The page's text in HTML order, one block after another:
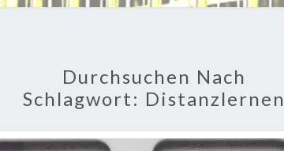
Durchsuchen Nach
Schlagwort: Distanzlernen